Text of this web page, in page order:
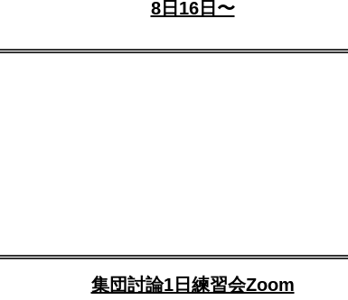
8日16日〜
集団討論1日練習会Zoom